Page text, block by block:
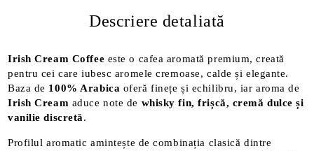
Descriere detaliată
Irish Cream Coffee este o cafea aromată premium, creată
pentru cei care iubesc aromele cremoase, calde și elegante.
Baza de 100% Arabica oferă finețe și echilibru, iar aroma de
Irish Cream aduce note de whisky fin, frișcă, cremă dulce și
vanilie discretă.
Profilul aromatic amintește de combinația clasică dintre